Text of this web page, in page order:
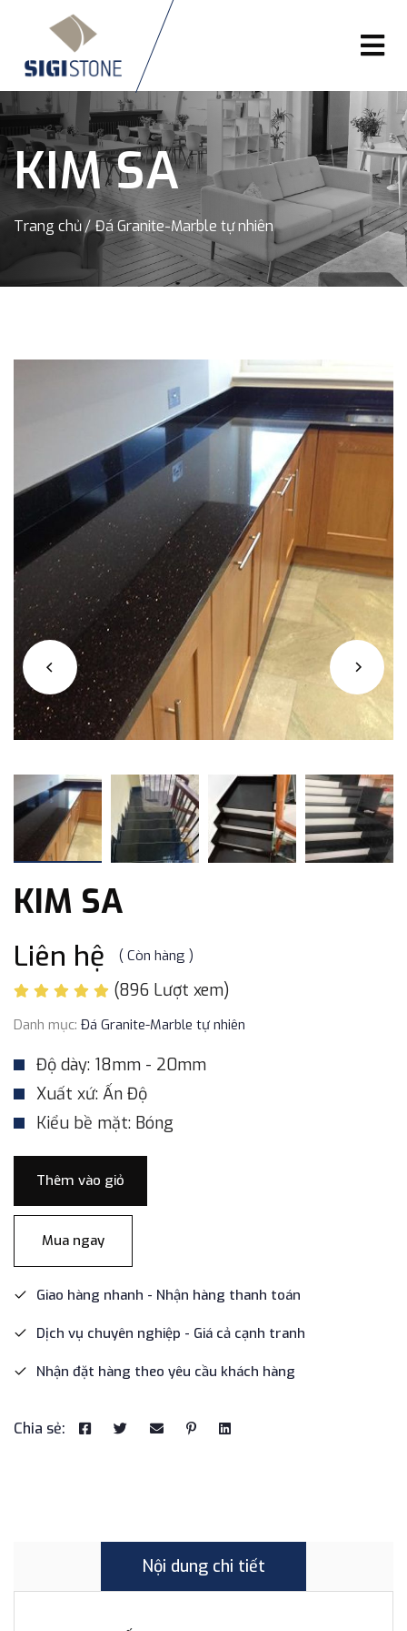
KIM SA
Trang chủ Đá Granite-Marble tự nhiên
KIM SA
Liên hệ ( Còn hàng )
(896 Lượt xem)
Danh mục: Đá Granite-Marble tự nhiên
Độ dày: 18mm - 20mm
Xuất xứ: Ấn Độ
Kiểu bề mặt: Bóng
Thêm vào giỏ
Mua ngay
Giao hàng nhanh - Nhận hàng thanh toán
Dịch vụ chuyên nghiệp - Giá cả cạnh tranh
Nhận đặt hàng theo yêu cầu khách hàng
Chia sẻ:
Nội dung chi tiết